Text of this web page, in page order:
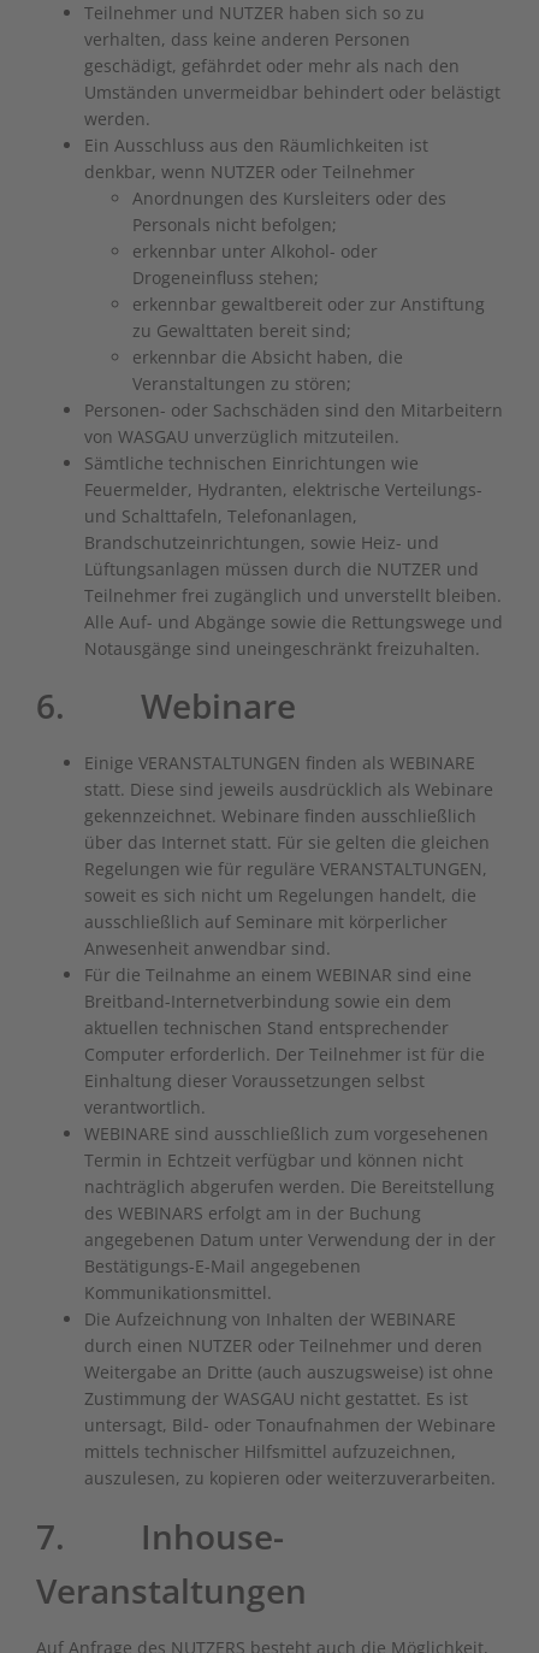
Teilnehmer und NUTZER haben sich so zu
verhalten, dass keine anderen Personen
geschädigt, gefährdet oder mehr als nach den
Umständen unvermeidbar behindert oder belästigt
werden.
Ein Ausschluss aus den Räumlichkeiten ist
denkbar, wenn NUTZER oder Teilnehmer
Anordnungen des Kursleiters oder des
Personals nicht befolgen;
erkennbar unter Alkohol- oder
Drogeneinfluss stehen;
erkennbar gewaltbereit oder zur Anstiftung
zu Gewalttaten bereit sind;
erkennbar die Absicht haben, die
Veranstaltungen zu stören;
Personen- oder Sachschäden sind den Mitarbeitern
von WASGAU unverzüglich mitzuteilen.
Sämtliche technischen Einrichtungen wie
Feuermelder, Hydranten, elektrische Verteilungs-
und Schalttafeln, Telefonanlagen,
Brandschutzeinrichtungen, sowie Heiz- und
Lüftungsanlagen müssen durch die NUTZER und
Teilnehmer frei zugänglich und unverstellt bleiben.
Alle Auf- und Abgänge sowie die Rettungswege und
Notausgänge sind uneingeschränkt freizuhalten.
6. Webinare
Einige VERANSTALTUNGEN finden als WEBINARE
statt. Diese sind jeweils ausdrücklich als Webinare
gekennzeichnet. Webinare finden ausschließlich
über das Internet statt. Für sie gelten die gleichen
Regelungen wie für reguläre VERANSTALTUNGEN,
soweit es sich nicht um Regelungen handelt, die
ausschließlich auf Seminare mit körperlicher
Anwesenheit anwendbar sind.
Für die Teilnahme an einem WEBINAR sind eine
Breitband-Internetverbindung sowie ein dem
aktuellen technischen Stand entsprechender
Computer erforderlich. Der Teilnehmer ist für die
Einhaltung dieser Voraussetzungen selbst
verantwortlich.
WEBINARE sind ausschließlich zum vorgesehenen
Termin in Echtzeit verfügbar und können nicht
nachträglich abgerufen werden. Die Bereitstellung
des WEBINARS erfolgt am in der Buchung
angegebenen Datum unter Verwendung der in der
Bestätigungs-E-Mail angegebenen
Kommunikationsmittel.
Die Aufzeichnung von Inhalten der WEBINARE
durch einen NUTZER oder Teilnehmer und deren
Weitergabe an Dritte (auch auszugsweise) ist ohne
Zustimmung der WASGAU nicht gestattet. Es ist
untersagt, Bild- oder Tonaufnahmen der Webinare
mittels technischer Hilfsmittel aufzuzeichnen,
auszulesen, zu kopieren oder weiterzuverarbeiten.
7. Inhouse-
Veranstaltungen
Auf Anfrage des NUTZERS besteht auch die Möglichkeit,